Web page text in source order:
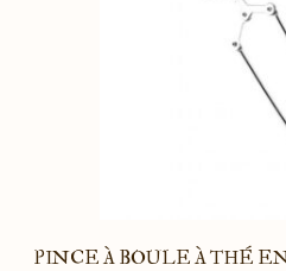
PINCE À BOULE À THÉ